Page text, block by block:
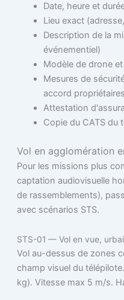
Date, heure et
Lieu exact
Description de la
événementiel)
Modèle de drone
Mesures de
accord
Attestation
Copie du CATS du
Vol en agglomération
Pour les missions plus
captation audiovisuelle
de rassemblements),
avec scénarios STS.
STS-01 — Vol en vue,
Vol au-dessus de zones
champ visuel du
kg). Vitesse max 5 m/s.